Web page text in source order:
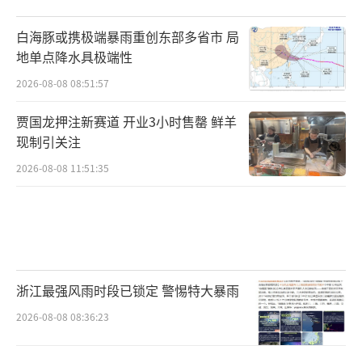
白海豚或携极端暴雨重创东部多省市 局
地单点降水具极端性
2026-08-08 08:51:57
贾国龙押注新赛道 开业3小时售罄 鲜羊
现制引关注
2026-08-08 11:51:35
浙江最强风雨时段已锁定 警惕特大暴雨
2026-08-08 08:36:23